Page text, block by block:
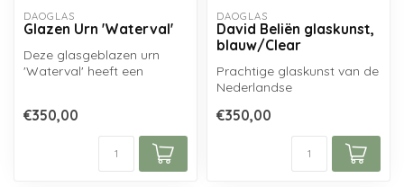
DAOGLAS
Glazen Urn 'Waterval'
Deze glasgeblazen urn
'Waterval' heeft een
€350,00
DAOGLAS
David Beliën glaskunst,
blauw/Clear
Prachtige glaskunst van de
Nederlandse
Beliën, handgemaakt ...
€350,00